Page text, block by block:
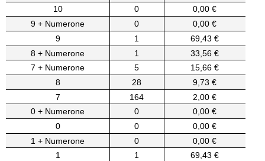
10
0
0,00 €
9 + Numerone
0
0,00 €
9
1
69,43 €
8 + Numerone
1
33,56 €
7 + Numerone
5
15,66 €
8
28
9,73 €
7
164
2,00 €
0 + Numerone
0
0,00 €
0
0
0,00 €
1 + Numerone
0
0,00 €
1
1
69,43 €